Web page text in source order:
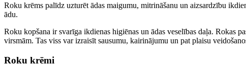
Roku krēms palīdz uzturēt ādas maigumu, mitrināšanu un aizsardzību
ādu.
Roku kopšana ir svarīga ikdienas higiēnas un ādas veselības daļa. Rokas
virsmām. Tas viss var izraisīt sausumu, kairinājumu un pat plaisu
Roku krēmi